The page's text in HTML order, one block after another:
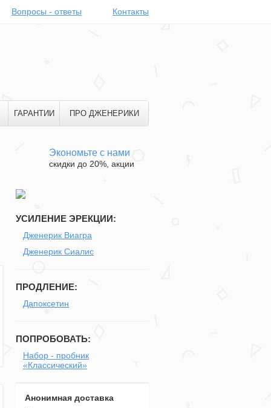
Вопросы - ответы Контакты
ГАРАНТИИ ПРО ДЖЕНЕРИКИ
Экономьте с нами
скидки до 20%, акции
УСИЛЕНИЕ ЭРЕКЦИИ:
Дженерик Виагра
Дженерик Сиалис
ПРОДЛЕНИЕ:
Дапоксетин
ПОПРОБОВАТЬ:
Набор - пробник
«Классический»
Анонимная доставка